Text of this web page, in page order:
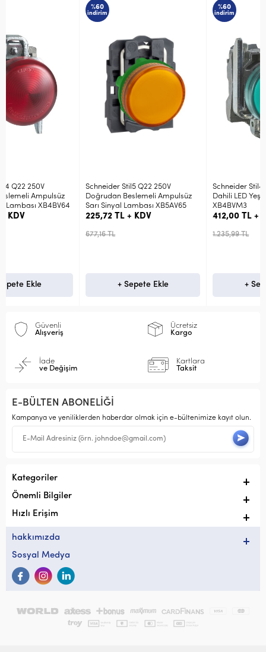
Schneider Stil5 Q22 250V
Doğrudan Beslemeli Ampulsüz
Sarı Sinyal Lambası XB5AV65
225,72 TL + KDV
Schneider Stil4 Q22 230VAC
Dahili LED Yeşil Sinyal Lambası
XB4BVM3
412,00 TL + KDV
Güvenli
Alışveriş
Ücretsiz
Kargo
İade
ve Değişim
Kartlara
Taksit
E-BÜLTEN ABONELİĞİ
Kampanya ve yeniliklerden haberdar olmak için e-bültenimize kayıt olun.
Kategoriler
Önemli Bilgiler
Hızlı Erişim
hakkımızda
Sosyal Medya